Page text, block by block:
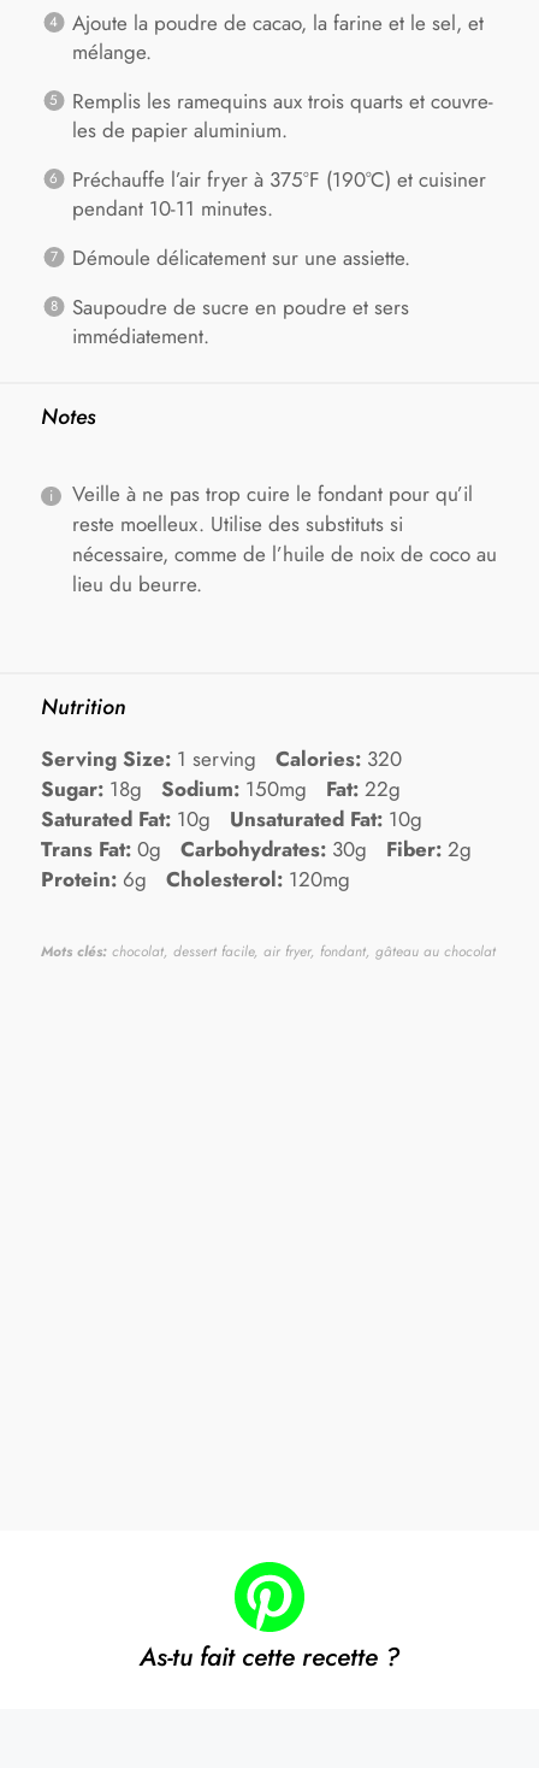
Ajoute la poudre de cacao, la farine et le sel, et
mélange.
Remplis les ramequins aux trois quarts et couvre-
les de papier aluminium.
Préchauffe l’air fryer à 375°F (190°C) et cuisiner
pendant 10-11 minutes.
Démoule délicatement sur une assiette.
Saupoudre de sucre en poudre et sers
immédiatement.
Notes
Veille à ne pas trop cuire le fondant pour qu’il
reste moelleux. Utilise des substituts si
nécessaire, comme de l’huile de noix de coco au
lieu du beurre.
Nutrition
Serving Size: 1 serving Calories: 320
Sugar: 18g Sodium: 150mg Fat: 22g
Saturated Fat: 10g Unsaturated Fat: 10g
Trans Fat: 0g Carbohydrates: 30g Fiber: 2g
Protein: 6g Cholesterol: 120mg
Mots clés: chocolat, dessert facile, air fryer, fondant, gâteau au chocolat
As-tu fait cette recette ?